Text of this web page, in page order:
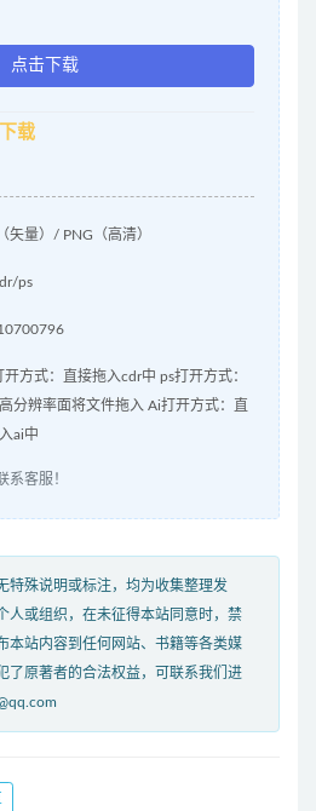
点击下载
载
矢量）/ PNG（高清）
ps
开方式：直接拖入cdr中 ps打开方式：
分辨率面将文件拖入 Ai打开方式：直
ai中
系客服！
特殊说明或标注，均为收集整理发
人或组织，在未征得本站同意时，禁
本站内容到任何网站、书籍等各类媒
了原著者的合法权益，可联系我们进